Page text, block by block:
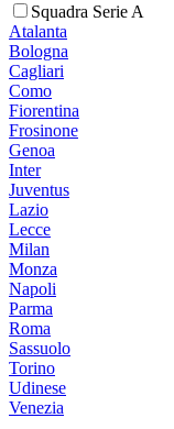
Squadra Serie A
Atalanta
Bologna
Cagliari
Como
Fiorentina
Frosinone
Genoa
Inter
Juventus
Lazio
Lecce
Milan
Monza
Napoli
Parma
Roma
Sassuolo
Torino
Udinese
Venezia